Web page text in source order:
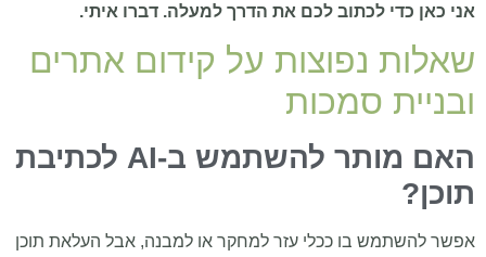
אני כאן כדי לכתוב לכם את הדרך למעלה. דברו איתי.
שאלות נפוצות על קידום אתרים
ובניית סמכות
האם מותר להשתמש ב-AI לכתיבת
תוכן?
אפשר להשתמש בו ככלי עזר למחקר או למבנה, אבל העלאת תוכן